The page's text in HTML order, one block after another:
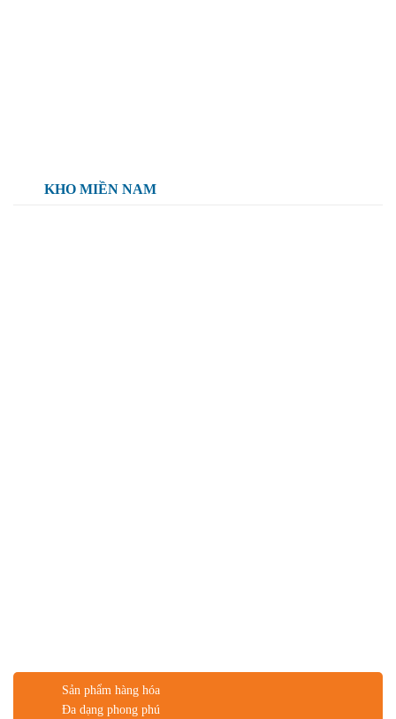
KHO MIỀN NAM
Sản phẩm hàng hóa
Đa dạng phong phú